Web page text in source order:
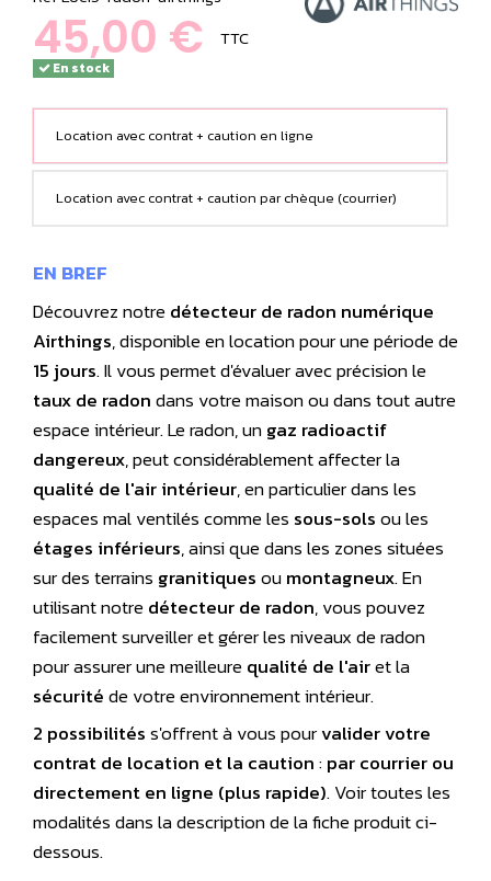
45,00 € TTC
En stock
Location avec contrat + caution en ligne
Location avec contrat + caution par chèque (courrier)
EN BREF
Découvrez notredétecteur de radon numérique
Airthings, disponible en location pour une période de
15 jours. Il vous permet d'évaluer avec précision le
taux de radondans votre maison ou dans tout autre
espace intérieur. Le radon, ungaz radioactif
dangereux, peut considérablement affecter la
qualité de l'air intérieur, en particulier dans les
espaces mal ventilés comme les sous-solsou les
étages inférieurs, ainsi que dans les zones situées
sur des terrains granitiquesoumontagneux. En
utilisant notredétecteur de radon, vous pouvez
facilement surveiller et gérer les niveaux de radon
pour assurer une meilleurequalité de l'airet la
sécuritéde votre environnement intérieur.
2 possibilitéss'offrent à vous pourvalider votre
contrat de location et la caution:par courrier ou
directement en ligne (plus rapide). Voir toutes les
modalités dans la description de la fiche produit ci-
dessous.